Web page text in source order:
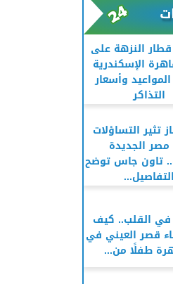
النزهة على
الإسكندرية
المواعيد وأسعار
التذاكر
تثير التساؤلات
الجديدة
تاون جاس توضح
التفاصيل...
القلب.. كيف
قصر العيني في
طفلًا من...